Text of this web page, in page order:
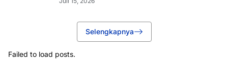
Selengkapnya
Failed to load posts.